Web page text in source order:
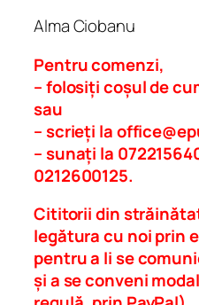
Alma Ciobanu
Pentru comenzi,
– folosiți coșul de
sau
– scrieți la
– sunați la
0212600125.
Cititorii din
legătura cu noi prin
pentru a li se
și a se conveni